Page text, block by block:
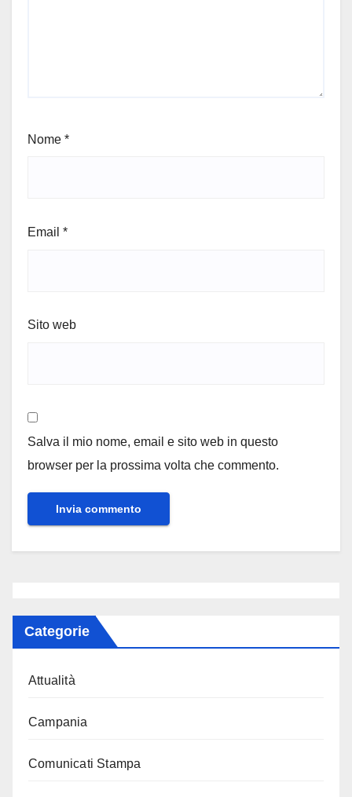
Nome *
Email *
Sito web
Salva il mio nome, email e sito web in questo
browser per la prossima volta che commento.
Categorie
Attualità
Campania
Comunicati Stampa